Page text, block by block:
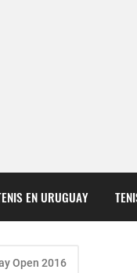
EN URUGUAY
Open 2016